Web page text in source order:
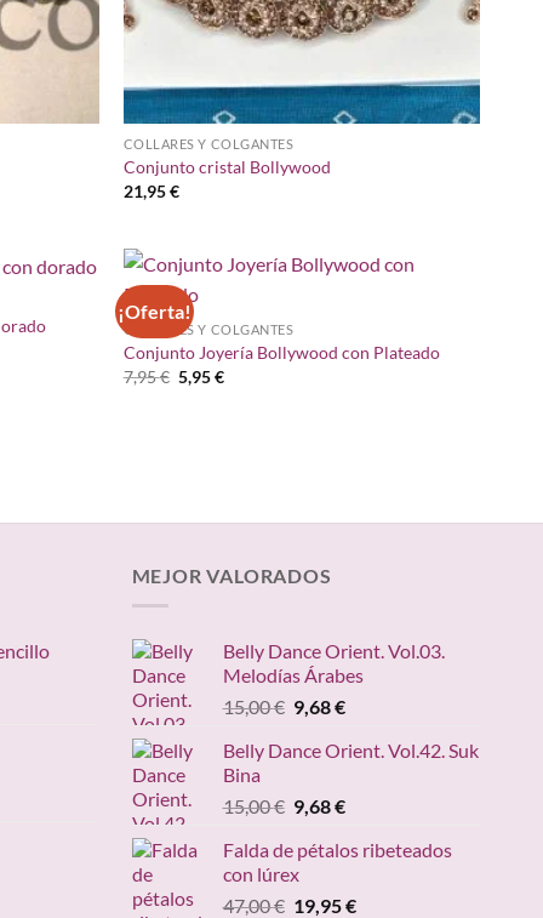
COLLARES Y COLGANTES
Conjunto cristal Bollywood
21,95€
¡Oferta!
lista de
COLLARES Y COLGANTES
Conjunto Joyería Bollywood con Plateado
7,95€ El
precio
5,95€El
€
MEJOR VALORADOS
Belly Dance Orient. Vol.03.
Melodías Árabes
15,00€ El
original
15,00 €.
9,68€El
actual
9,68 €.
Belly Dance Orient. Vol.42. Suk
Bina
15,00€ El
original
era:
15,00 €.
9,68€El
actual
9,68 €.
Falda de pétalos ribeteados
con lúrex
47,00€ El
19,95€El